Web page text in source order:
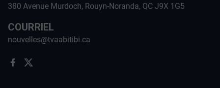
380 Avenue Murdoch, Rouyn-Noranda, QC J9X 1G5
COURRIEL
nouvelles@tvaabitibi.ca